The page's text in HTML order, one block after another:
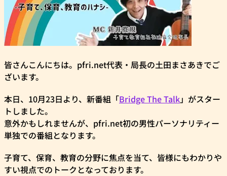
皆さんこんにちは。pfri.net代表・局長の土田まさあきでご
ざいます。
本日、10月23日より、新番組「Bridge The Talk」がスター
トしました。
意外かもしれませんが、pfri.net初の男性パーソナリティー
単独での番組となります。
子育て、保育、教育の分野に焦点を当て、皆様にもわかりや
すい視点でのトークとなっております。